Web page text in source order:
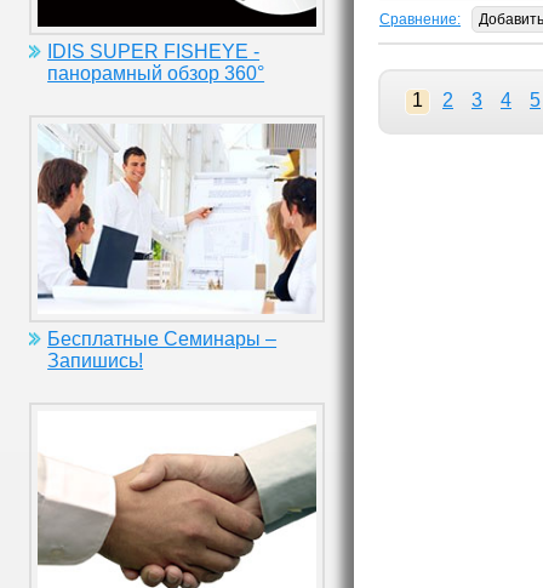
IDIS SUPER FISHEYE -
панорамный обзор 360°
Бесплатные Семинары –
Запишись!
Сравнение: Добавить
1 2 3 4 5